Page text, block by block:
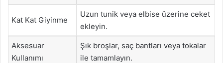
Kat Kat Giyinme
Uzun tunik veya elbise üzerine ceket
ekleyin.
Aksesuar
Kullanımı
Şık broşlar, saç bantları veya tokalar
ile tamamlayın.